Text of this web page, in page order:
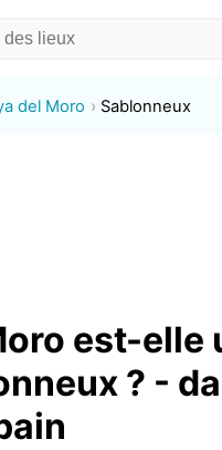
del Moro Sablonneux
est-elle
? -